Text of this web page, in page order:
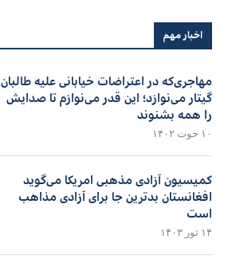
اخبار مهم
مهاجری‌که در اعتراضات خیابانی علیه طالبان
گیتار می‌نوازد؛ این قدر می‌نوازم تا صدایش
را همه بشنوند
۱۰ حوت ۱۴۰۲
کمیسیون آزادی مذهبی امریکا می‌گوید
افغانستان بدترین جا برای آزادی مذاهب
است
۱۴ ثور ۱۴۰۳